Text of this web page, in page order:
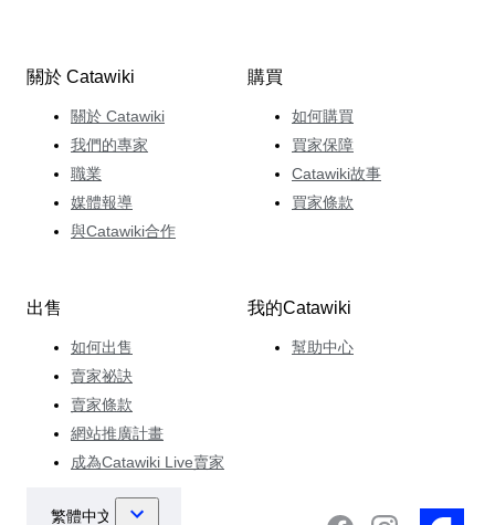
關於 Catawiki
關於 Catawiki
我們的專家
職業
媒體報導
與Catawiki合作
購買
如何購買
買家保障
Catawiki故事
買家條款
出售
如何出售
賣家祕訣
賣家條款
網站推廣計畫
成為Catawiki Live賣家
我的Catawiki
幫助中心